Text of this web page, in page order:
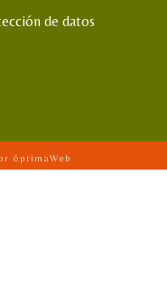
de datos
óptimaWeb